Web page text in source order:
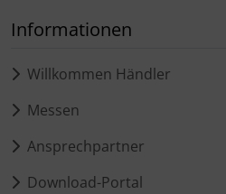
Informationen
Willkommen Händler
Messen
Ansprechpartner
Download-Portal